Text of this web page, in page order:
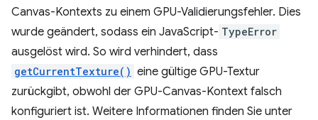
Canvas-Kontexts zu einem GPU-Validierungsfehler. Dies
wurde geändert, sodass ein JavaScript- TypeError
ausgelöst wird. So wird verhindert, dass
getCurrentTexture() eine gültige GPU-Textur
zurückgibt, obwohl der GPU-Canvas-Kontext falsch
konfiguriert ist. Weitere Informationen finden Sie unter